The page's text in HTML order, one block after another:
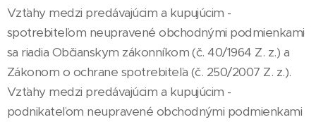
Vzťahy medzi predávajúcim a kupujúcim -
spotrebiteľom neupravené obchodnými podmienkami
sa riadia Občianskym zákonníkom (č. 40/1964 Z. z.) a
Zákonom o ochrane spotrebiteľa (č. 250/2007 Z. z.).
Vzťahy medzi predávajúcim a kupujúcim -
podnikateľom neupravené obchodnými podmienkami